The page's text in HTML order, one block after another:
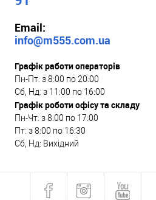
Email:
info@m555.com.ua
Графік работи операторів
Пн-Пт: з 8:00 по 20:00
Сб, Нд: з 11:00 по 16:00
Графік роботи офісу та складу
Пн-Чт: з 8:00 по 17:00
Пт: з 8:00 по 16:30
Сб, Нд: Вихідний